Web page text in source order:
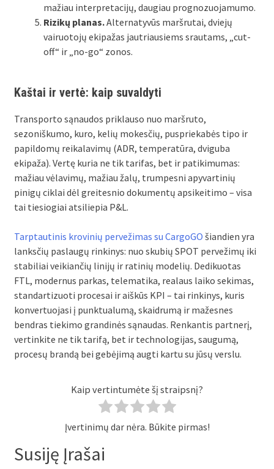
mažiau interpretacijų, daugiau prognozuojamumo.
Rizikų planas.Alternatyvūs maršrutai, dviejų
vairuotojų ekipažas jautriausiems srautams, „cut-
off“ ir „no-go“ zonos.
Kaštai ir vertė: kaip suvaldyti
Transporto sąnaudos priklauso nuo maršruto,
sezoniškumo, kuro, kelių mokesčių, puspriekabės tipo ir
papildomų reikalavimų (ADR, temperatūra, dviguba
ekipaža). Vertę kuria ne tik tarifas, bet ir patikimumas:
mažiau vėlavimų, mažiau žalų, trumpesni apyvartinių
pinigų ciklai dėl greitesnio dokumentų apsikeitimo – visa
tai tiesiogiai atsiliepia P&L.
Tarptautinis krovinių pervežimas su CargoGO šiandien yra
lanksčių paslaugų rinkinys: nuo skubių SPOT pervežimų iki
stabiliai veikiančių linijų ir ratinių modelių. Dedikuotas
FTL, modernus parkas, telematika, realaus laiko sekimas,
standartizuoti procesai ir aiškūs KPI – tai rinkinys, kuris
konvertuojasi į punktualumą, skaidrumą ir mažesnes
bendras tiekimo grandinės sąnaudas. Renkantis partnerį,
vertinkite ne tik tarifą, bet ir technologijas, saugumą,
procesų brandą bei gebėjimą augti kartu su jūsų verslu.
Kaip vertintumėte šį straipsnį?
Įvertinimų dar nėra. Būkite pirmas!
Susiję Įrašai